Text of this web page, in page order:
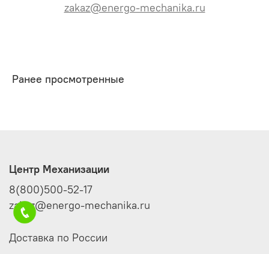
zakaz@energo-mechanika.ru
Ранее просмотренные
Центр Механизации
8(800)500-52-17
zakaz@energo-mechanika.ru
Доставка по России